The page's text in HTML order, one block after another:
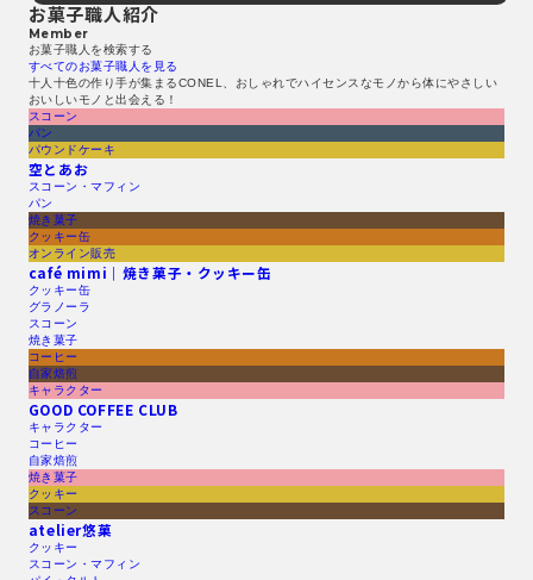
お菓子職人紹介
Member
お菓子職人を検索する​
すべてのお菓子職人を見る​
十人十色の作り手が集まるCONEL、おしゃれでハイセンスなモノから体にやさしい
おいしいモノと出会える！
スコーン
パン
パウンドケーキ
空とあお
スコーン・マフィン
パン
焼き菓子
クッキー缶
オンライン販売
café mimi｜焼き菓子・クッキー缶
クッキー缶
グラノーラ
スコーン
焼き菓子
コーヒー
自家焙煎
キャラクター
GOOD COFFEE CLUB
キャラクター
コーヒー
自家焙煎
焼き菓子
クッキー
スコーン
atelier悠菓
クッキー
スコーン・マフィン